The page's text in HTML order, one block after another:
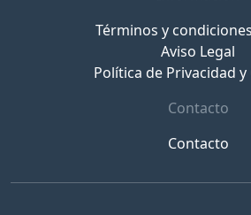
Términos y
Aviso Legal
Política de Privacidad y
Contacto
Contacto